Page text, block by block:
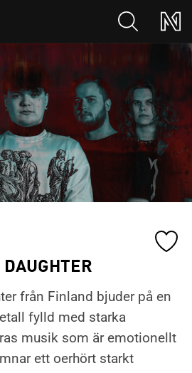
DAUGHTER
Lägg
till
från Finland bjuder på en
fylld med starka
musik som är emotionellt
ett oerhört starkt